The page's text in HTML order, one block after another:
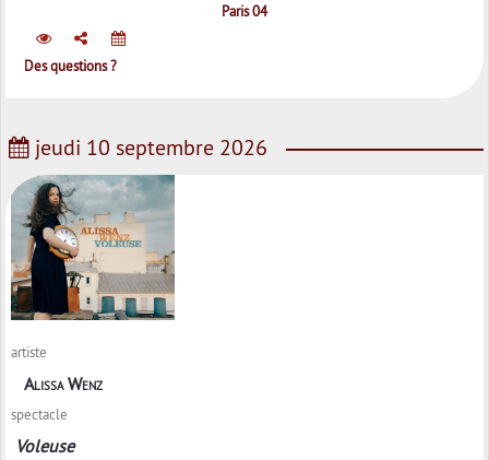
Paris 04
Des questions ?
jeudi 10 septembre 2026
artiste
Alissa Wenz
spectacle
Voleuse